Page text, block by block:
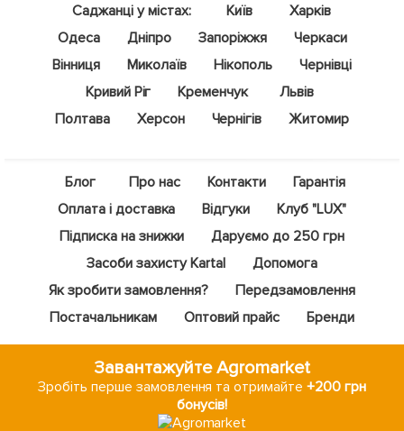
Саджанці у містах: Київ
Харків
Одеса
Дніпро Запоріжжя
Черкаси
Вінниця
Миколаїв Нікополь
Чернівці
Кривий Ріг
Кременчук
Львів
Полтава
Херсон Чернігів Житомир
Блог Про нас Контакти
Гарантія
Оплата і доставка
Відгуки
Клуб "LUX"
Підписка на знижки
Даруємо до 250 грн
Засоби захисту Kartal
Допомога
Як зробити замовлення?
Передзамовлення
Постачальникам
Оптовий прайс Бренди
Завантажуйте Agromarket
Зробіть перше замовлення та отримайте+200 грн
бонусів!